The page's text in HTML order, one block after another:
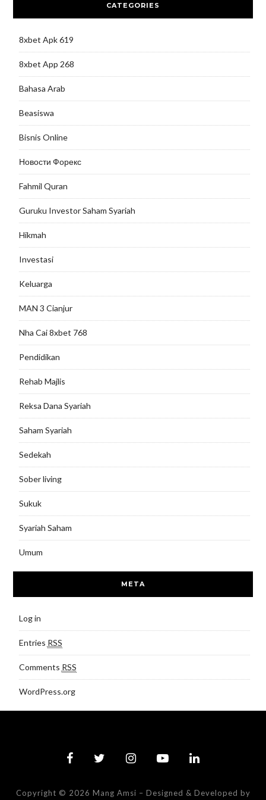
CATEGORIES
8xbet Apk 619
8xbet App 268
Bahasa Arab
Beasiswa
Bisnis Online
Новости Форекс
Fahmil Quran
Guruku Investor Saham Syariah
Hikmah
Investasi
Keluarga
MAN 3 Cianjur
Nha Cai 8xbet 768
Pendidikan
Rehab Majlis
Reksa Dana Syariah
Saham Syariah
Sedekah
Sober living
Sukuk
Syariah Saham
Umum
META
Log in
Entries RSS
Comments RSS
WordPress.org
Copyright © 2026 Mang Amsi – Designed & Developed by